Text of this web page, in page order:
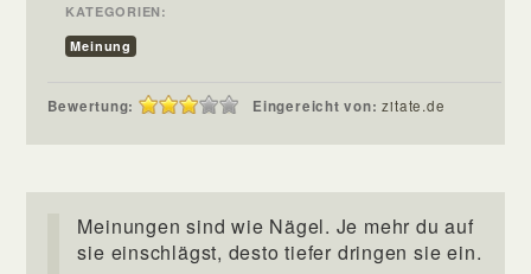
KATEGORIEN:
Meinung
Bewertung: Eingereicht von:zitate.de
Meinungen sind wie Nägel. Je mehr du auf
sie einschlägst, desto tiefer dringen sie ein.